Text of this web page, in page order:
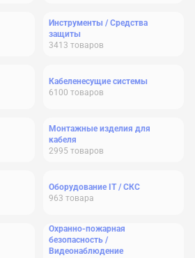
Инструменты / Средства
защиты
3413 товаров
Кабеленесущие системы
6100 товаров
Монтажные изделия для
кабеля
2995 товаров
Оборудование IT / СКС
963 товара
Охранно-пожарная
безопасность /
Видеонаблюдение